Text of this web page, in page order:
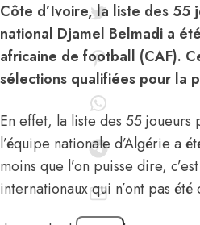
Côte d’Ivoire, la liste des
national Djamel Belmadi a
africaine de football (CAF).
sélections qualifiées pour la
En effet, la liste des 55 joueurs
l’équipe nationale d’Algérie a
moins que l’on puisse dire,
internationaux qui n’ont pas